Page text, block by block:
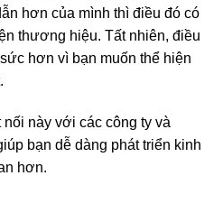
hơn của mình thì điều đó có
thương hiệu. Tất nhiên, điều
hơn vì bạn muốn thể hiện
này với các công ty và
bạn dễ dàng phát triển kinh
hơn.